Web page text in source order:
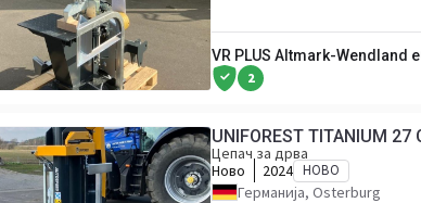
VR PLUS Altmark-Wendland
2
UNIFOREST TITANIUM 27
Цепач за дрва
Ново
2024 НОВО
Германија, Osterburg